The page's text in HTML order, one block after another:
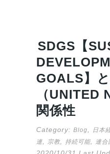
SDGS【
GOALS】
（UNITED
関係性
Category: Blog 日本
連
宗教 持続可能, 連合